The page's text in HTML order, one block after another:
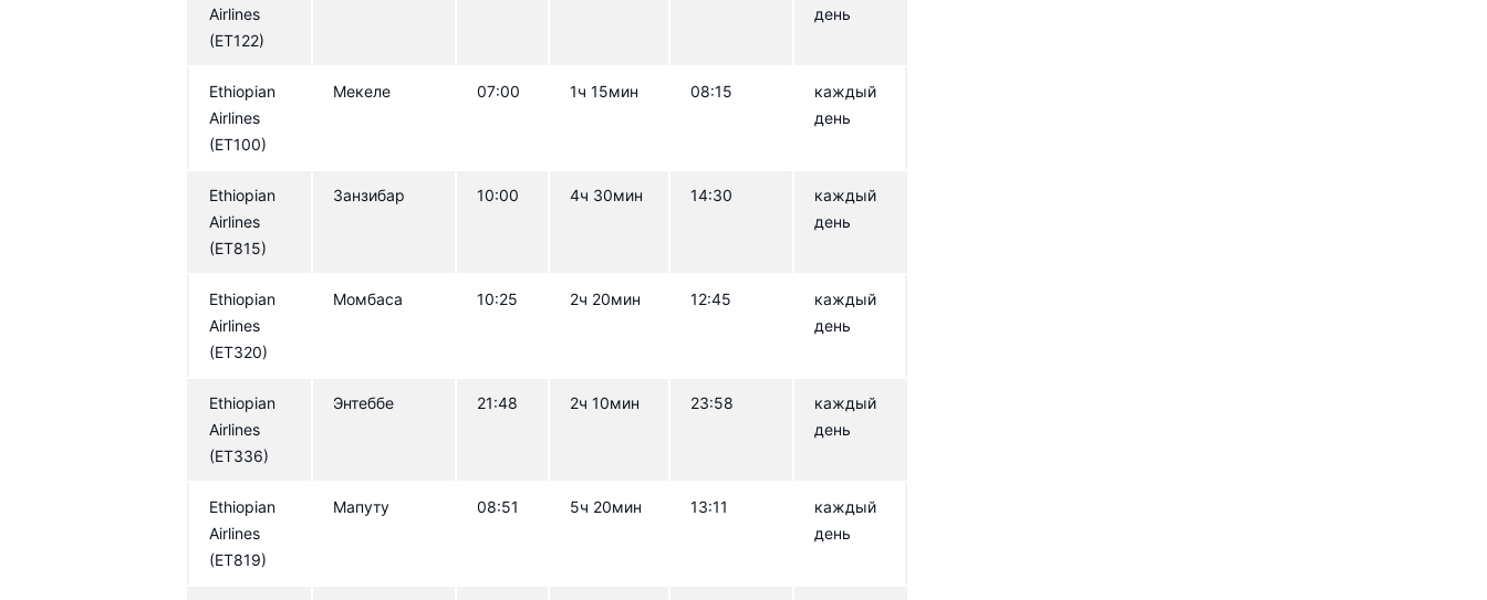
Airlines
(ET122)
день
Ethiopian
Airlines
(ET100)
Мекеле 07:00 1ч 15мин 08:15
каждый
день
Ethiopian
Airlines
(ET815)
Занзибар 10:00 4ч 30мин 14:30
каждый
день
Ethiopian
Airlines
(ET320)
Момбаса 10:25 2ч 20мин 12:45
каждый
день
Ethiopian
Airlines
(ET336)
Энтеббе 21:48 2ч 10мин 23:58
каждый
день
Ethiopian
Airlines
(ET819)
Мапуту 08:51 5ч 20мин 13:11
каждый
день